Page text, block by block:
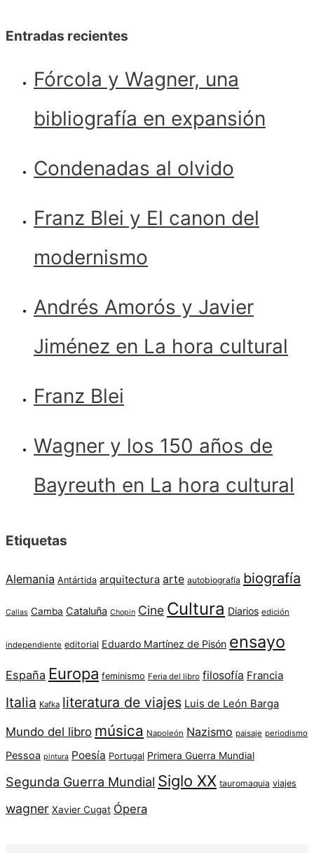
Entradas recientes
Fórcola y Wagner, una
bibliografía en expansión
Condenadas al olvido
Franz Blei y El canon del
modernismo
Andrés Amorós y Javier
Jiménez en La hora cultural
Franz Blei
Wagner y los 150 años de
Bayreuth en La hora cultural
Etiquetas
Alemania Antártida arquitectura arte autobiografía biografía
Callas Camba Cataluña Chopin Cine Cultura Diarios edición
independiente editorial Eduardo Martínez de Pisón ensayo
España Europa feminismo Feria del libro filosofía Francia
Italia Kafka literatura de viajes Luis de León Barga
Mundo del libro música Napoleón Nazismo paisaje periodismo
Pessoa pintura Poesía Portugal Primera Guerra Mundial
Segunda Guerra Mundial Siglo XX tauromaquia viajes
wagner Xavier Cugat Ópera